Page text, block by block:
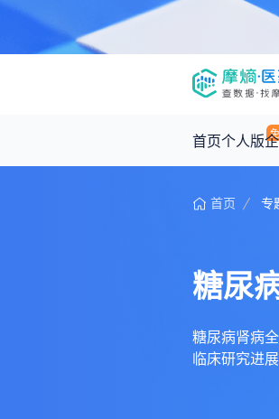
首页个人版
咨询服务
产品
产业/
投资
摩熵原创
深度
政策
投融
时讯
数据中心
基于市场数据
回放
首页 专
糖尿
糖尿病肾病
临床研究进